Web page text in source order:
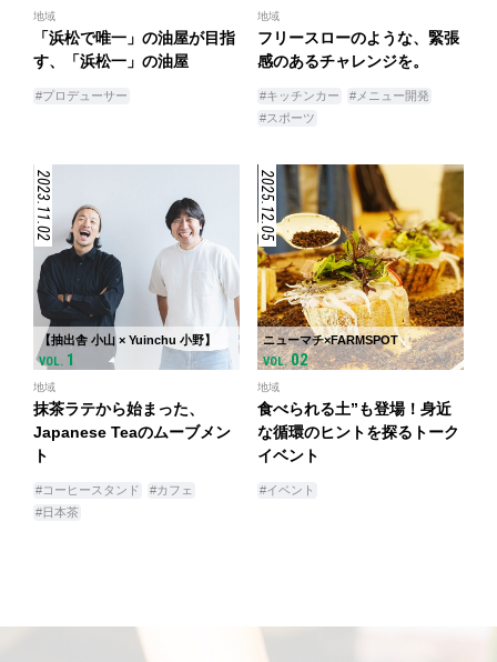
地域
「浜松で唯一」の油屋が目指
す、「浜松一」の油屋
#プロデューサー
地域
フリースローのような、緊張
感のあるチャレンジを。
#キッチンカー
#メニュー開発
#スポーツ
2023.11.02
【抽出舎 小山 × Yuinchu 小野】
VOL. 1
地域
抹茶ラテから始まった、
Japanese Teaのムーブメン
ト
#コーヒースタンド
#カフェ
#日本茶
2025.12.05
ニューマチ×FARMSPOT
VOL.02
地域
食べられる土”も登場！身近
な循環のヒントを探るトーク
イベント
#イベント